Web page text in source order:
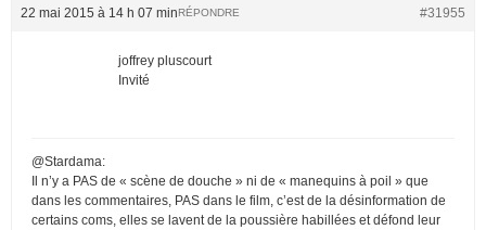
22 mai 2015 à 14 h 07 min #31955
RÉPONDRE
joffrey pluscourt
Invité
@Stardama:
Il n’y a PAS de « scène de douche » ni de « manequins à poil » que
dans les commentaires, PAS dans le film, c’est de la désinformation de
certains coms, elles se lavent de la poussière habillées et défond leur